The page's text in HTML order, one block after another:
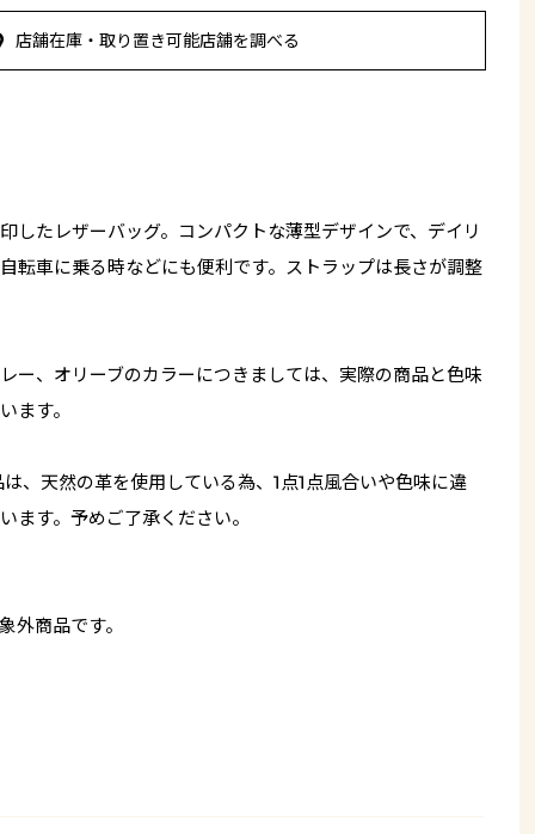
店舗在庫・取り置き可能店舗を調べる
したレザーバッグ。コンパクトな薄型デザインで、デイリ
転車に乗る時などにも便利です。ストラップは長さが調整
ー、オリーブのカラーにつきましては、実際の商品と色味
ます。
、天然の革を使用している為、1点1点風合いや色味に違
ます。予めご了承ください。
外商品です。